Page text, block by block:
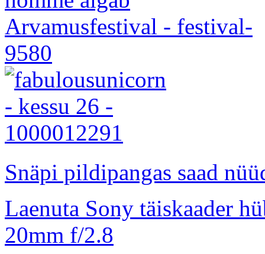
Snäpi pildipangas saad
Laenuta Sony täiskaader
20mm f/2.8